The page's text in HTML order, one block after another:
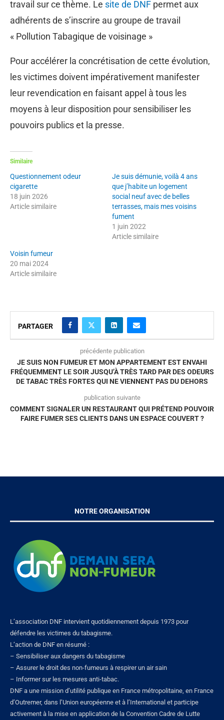
travail sur ce thème. Le site de DNF permet aux
adhérents de s’inscrire au groupe de travail
« Pollution Tabagique de voisinage »
Pour accélérer la concrétisation de cette évolution,
les victimes doivent impérativement manifester
leur revendication en faisant appel à tous les
moyens à leur disposition pour sensibiliser les
pouvoirs publics et la presse.
Similaire
Questionnement odeur
cigarette
18 juin 2026
Article similaire
Je suis démunie, voilà 4 ans
que j’habite un logement
social neuf avec de belles
terrasses, mais mes voisins
fument
1 juin 2022
Article similaire
Voisin fumeur
20 mai 2024
Article similaire
PARTAGER
précédente publication
JE SUIS NON FUMEUR ET MON APPARTEMENT EST ENVAHI
FRÉQUEMMENT LE SOIR JUSQU’À TRÈS TARD PAR DES ODEURS
DE TABAC TRÈS FORTES QUI NE VIENNENT PAS DU DEHORS
publication suivante
COMMENT SIGNALER UN RESTAURANT QUI PRÉTEND POUVOIR
FAIRE FUMER SES CLIENTS DANS UN ESPACE COUVERT ?
NOTRE ORGANISATION
L’association DNF intervient quotidiennement depuis 1973 pour
défendre les victimes du tabagisme.
L’action de DNF en résumé :
– Sensibiliser aux dangers du tabagisme
– Assurer le droit des non-fumeurs à respirer un air sain
– Informer sur les mesures anti-tabac.
DNF a une mission d’utilité publique en France métropolitaine, en France
d’Outremer, dans l’Union européenne et à l’International et participe
activement à la mise en application de la Convention Cadre de Lutte